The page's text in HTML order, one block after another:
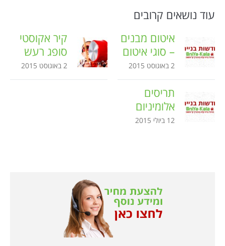
עוד נושאים קרובים
איטום מבנים
– סוגי איטום
2 באוגוסט 2015
קיר אקוסטי
סופג רעש
2 באוגוסט 2015
תריסים
אלומיניום
12 ביולי 2015